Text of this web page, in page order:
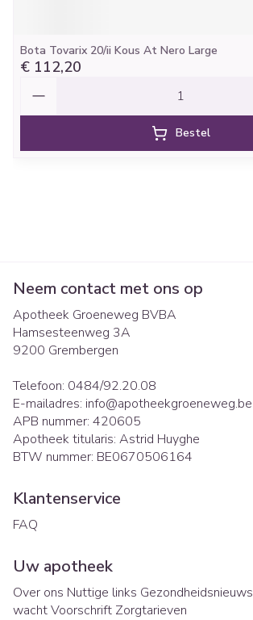
Bota Tovarix 20/ii Kous At Nero Large
€ 112,20
Bestel
Neem contact met ons op
Apotheek Groeneweg BVBA
Hamsesteenweg 3A
9200 Grembergen
Telefoon: 0484/92.20.08
E-mailadres: info@apotheekgroeneweg.be
APB nummer: 420605
Apotheek titularis: Astrid Huyghe
BTW nummer: BE0670506164
Klantenservice
FAQ
Uw apotheek
Over ons Nuttige links Gezondheidsnieuws
wachtVoorschrift Zorgtarieven